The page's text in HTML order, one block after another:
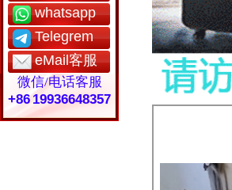
whatsapp
Telegrem
eMail客服
微信/电话客服
+86 19936648357